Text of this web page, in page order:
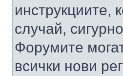
инструкциите,
случай,
Форумите
всички нови